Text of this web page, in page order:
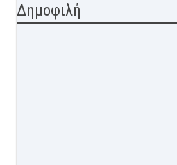
Δημοφιλή